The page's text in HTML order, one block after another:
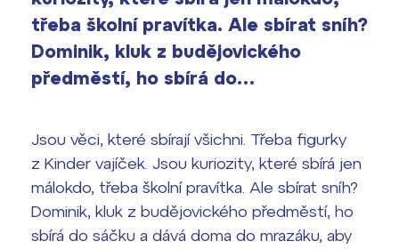
Výsledky 1. kola přijímacího řízení
2026/2027
Maturitní zkoušky
Europass
FOCUSing
Zahraniční stipendia
Bakaláři
Office 365
třeba školní pravítka. Ale sbírat sníh?
Dominik, kluk z budějovického
předměstí, ho sbírá do…
Jsou věci, které sbírají všichni. Třeba figurky
z Kinder vajíček. Jsou kuriozity, které sbírá jen
málokdo, třeba školní pravítka. Ale sbírat sníh?
Dominik, kluk z budějovického předměstí, ho
sbírá do sáčku a dává doma do mrazáku, aby